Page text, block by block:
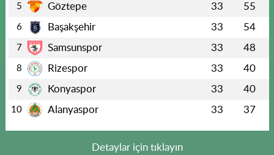
5 Göztepe 33 55
6 Başakşehir 33 54
7 Samsunspor 33 48
8 Rizespor 33 40
9 Konyaspor 33 40
10 Alanyaspor 33 37
Detaylar için tıklayın